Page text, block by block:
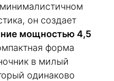
он создает
мощностью 4,5
форма
в милый
одинаково